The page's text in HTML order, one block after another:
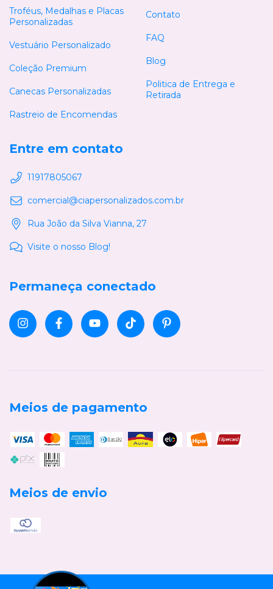
Troféus, Medalhas e Placas
Personalizadas
Vestuário Personalizado
Coleção Premium
Canecas Personalizadas
Rastreio de Encomendas
Contato
FAQ
Blog
Politica de Entrega e
Retirada
Entre em contato
11917805067
comercial@ciapersonalizados.com.br
Rua João da Silva Vianna, 27
Visite o nosso Blog!
Permaneça conectado
Meios de pagamento
Meios de envio